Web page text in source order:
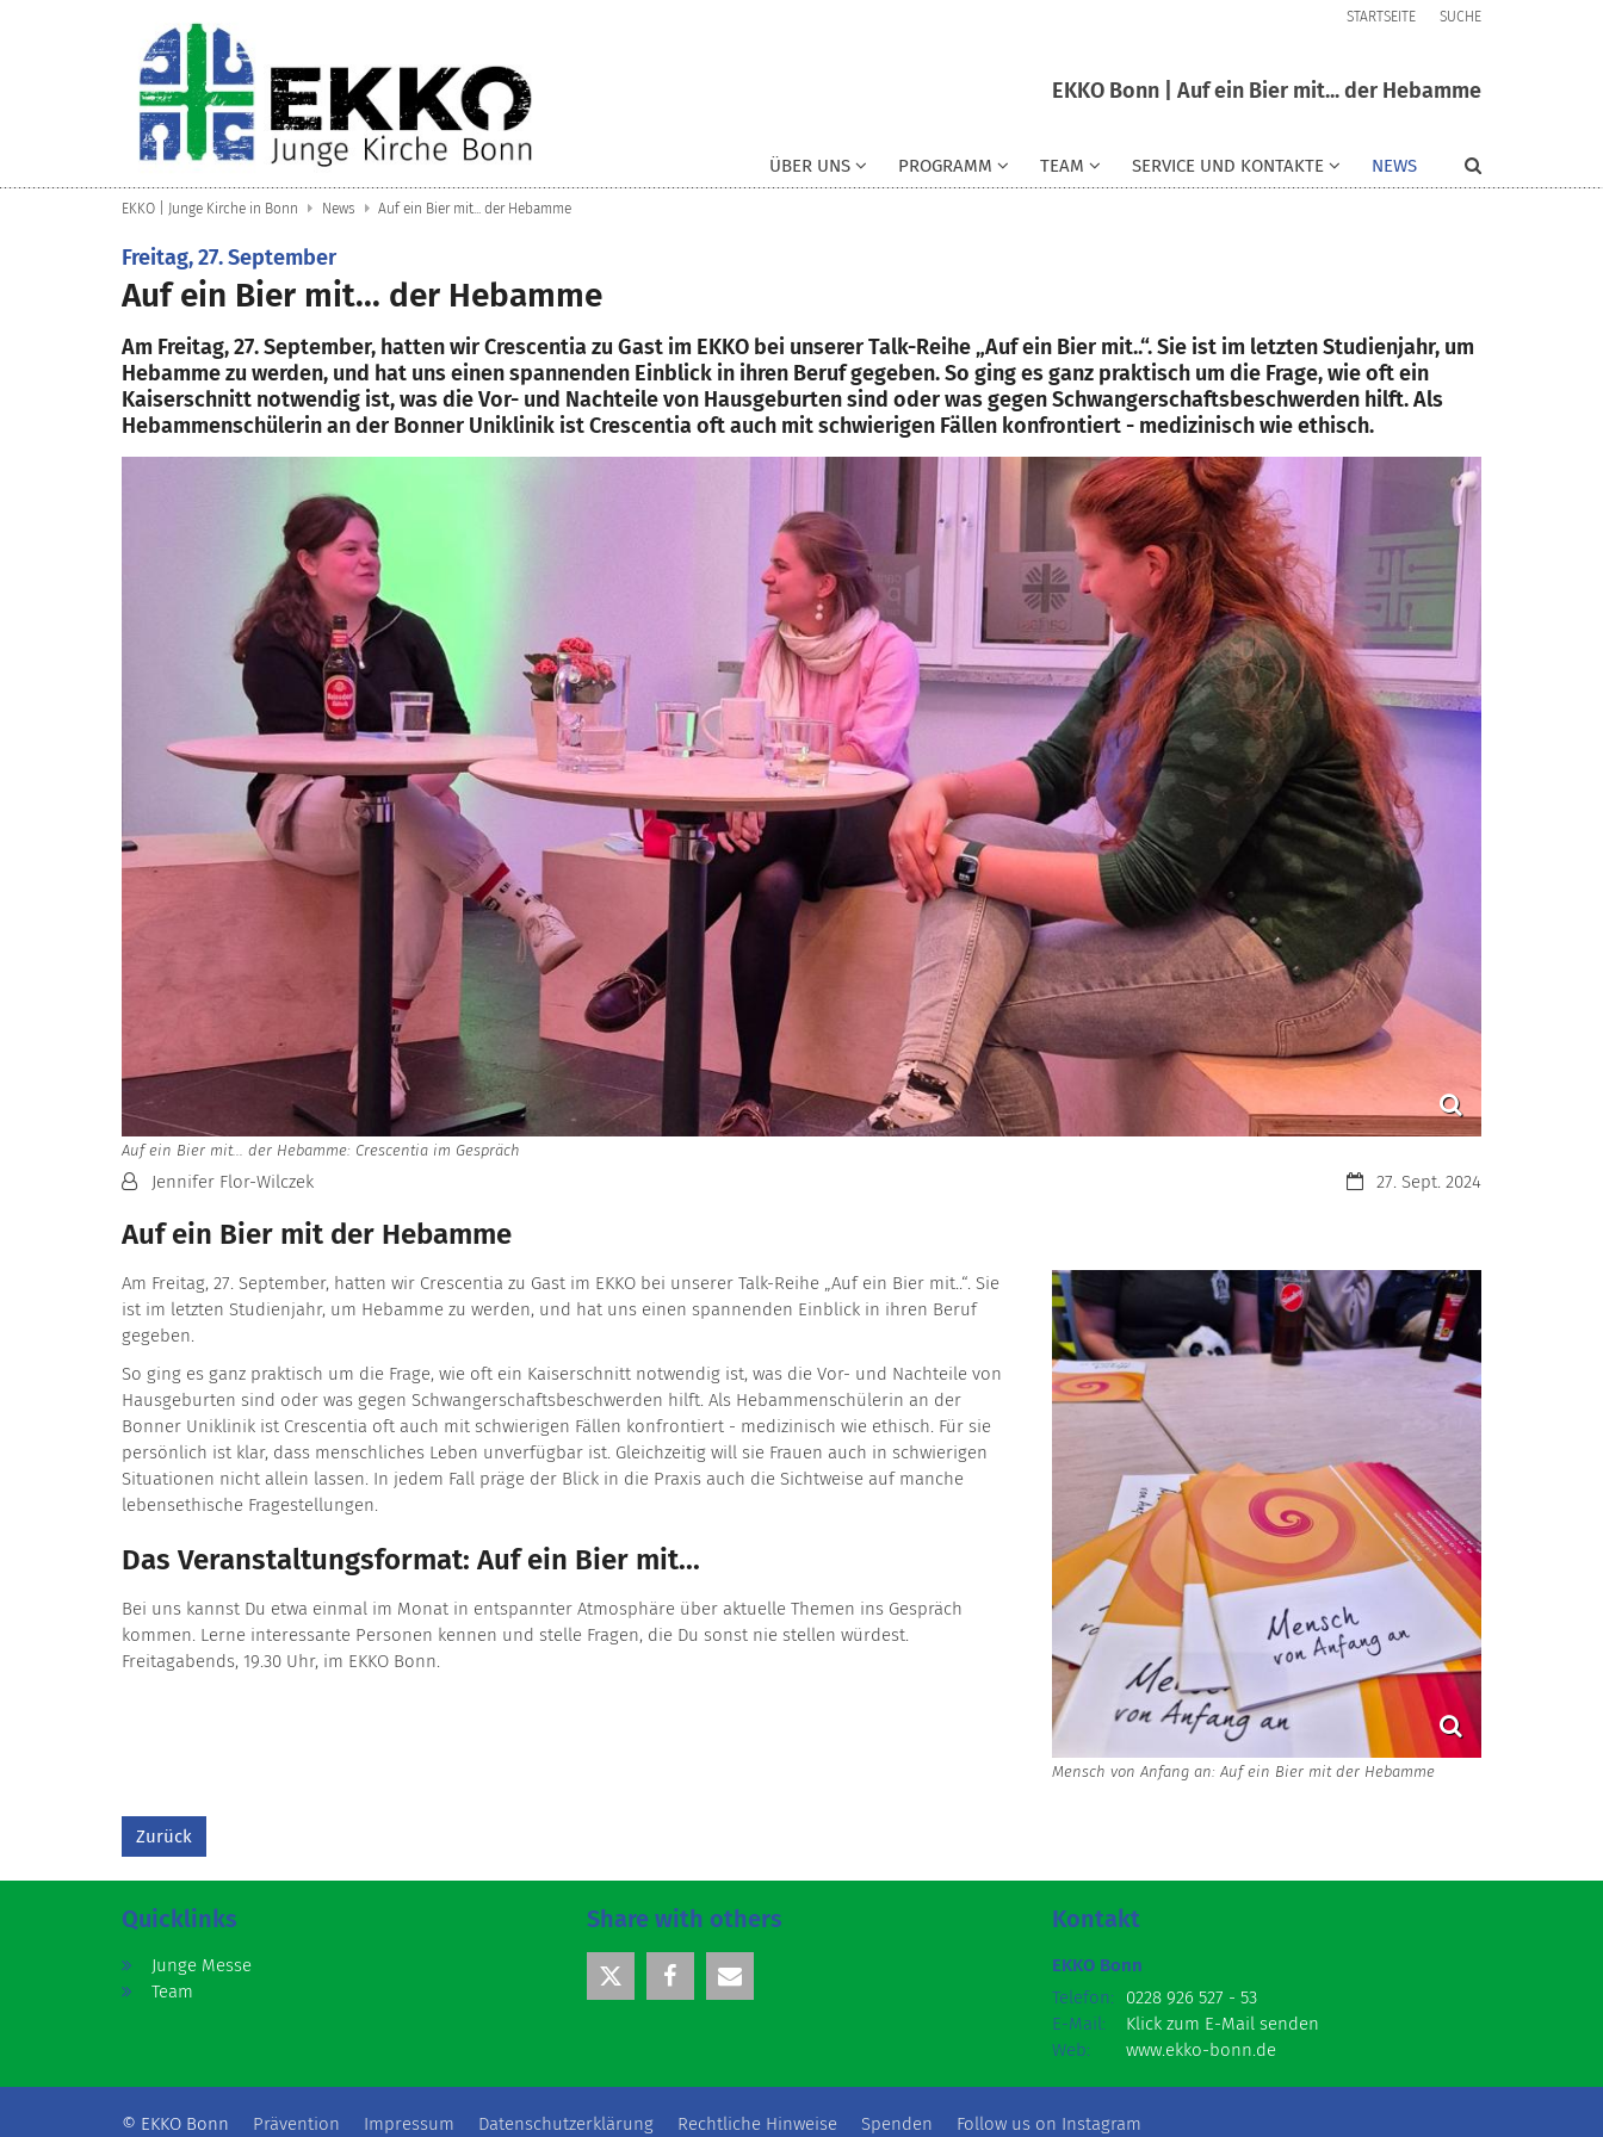
STARTSEITE SUCHE
EKKO Bonn | Auf ein Bier mit... der Hebamme
ÜBER UNS PROGRAMM TEAM SERVICE UND KONTAKTE NEWS
EKKO | Junge Kirche in Bonn News Auf ein Bier mit... der Hebamme
Freitag, 27. September:
Auf ein Bier mit... der Hebamme
Am Freitag, 27. September, hatten wir Crescentia zu Gast im EKKO bei unserer Talk-Reihe „Auf ein Bier mit..“. Sie ist im letzten Studienjahr, um
Hebamme zu werden, und hat uns einen spannenden Einblick in ihren Beruf gegeben. So ging es ganz praktisch um die Frage, wie oft ein
Kaiserschnitt notwendig ist, was die Vor- und Nachteile von Hausgeburten sind oder was gegen Schwangerschaftsbeschwerden hilft. Als
Hebammenschülerin an der Bonner Uniklinik ist Crescentia oft auch mit schwierigen Fällen konfrontiert - medizinisch wie ethisch.
Auf ein Bier mit... der Hebamme: Crescentia im Gespräch
Datum:27. Sept. 2024
Von:Jennifer Flor-Wilczek
Auf ein Bier mit der Hebamme
Mensch von Anfang an: Auf ein Bier mit der Hebamme
Am Freitag, 27. September, hatten wir Crescentia zu Gast im EKKO bei unserer Talk-Reihe „Auf ein Bier mit..“. Sie
ist im letzten Studienjahr, um Hebamme zu werden, und hat uns einen spannenden Einblick in ihren Beruf
gegeben.
So ging es ganz praktisch um die Frage, wie oft ein Kaiserschnitt notwendig ist, was die Vor- und Nachteile von
Hausgeburten sind oder was gegen Schwangerschaftsbeschwerden hilft. Als Hebammenschülerin an der
Bonner Uniklinik ist Crescentia oft auch mit schwierigen Fällen konfrontiert - medizinisch wie ethisch. Für sie
persönlich ist klar, dass menschliches Leben unverfügbar ist. Gleichzeitig will sie Frauen auch in schwierigen
Situationen nicht allein lassen. In jedem Fall präge der Blick in die Praxis auch die Sichtweise auf manche
lebensethische Fragestellungen.
Das Veranstaltungsformat: Auf ein Bier mit...
Bei uns kannst Du etwa einmal im Monat in entspannter Atmosphäre über aktuelle Themen ins Gespräch
kommen. Lerne interessante Personen kennen und stelle Fragen, die Du sonst nie stellen würdest.
Freitagabends, 19.30 Uhr, im EKKO Bonn.
Zurück
Quicklinks
Junge Messe
Team
Share with others Kontakt
EKKO Bonn
Telefon:
0228 926 527 - 53
E-Mail:
Klick zum E-Mail senden
Web:
www.ekko-bonn.de
© EKKO Bonn Prävention Impressum Datenschutzerklärung Rechtliche Hinweise Spenden Follow us on Instagram